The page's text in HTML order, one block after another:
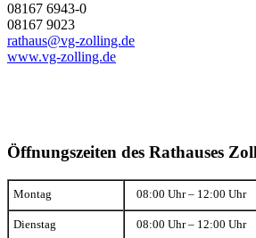
08167 6943-0
08167 9023
rathaus@vg-zolling.de
www.vg-zolling.de
Öffnungszeiten des Rathauses
Montag 08:00 Uhr – 12:00 Uhr
Dienstag 08:00 Uhr – 12:00 Uhr